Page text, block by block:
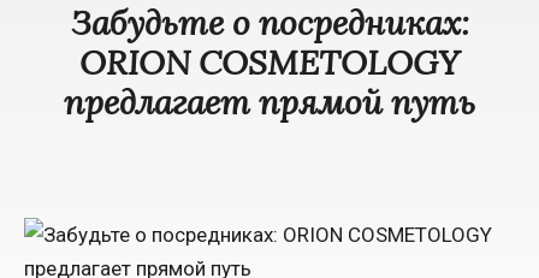
Забудьте о посредниках:
ORION COSMETOLOGY
предлагает прямой путь